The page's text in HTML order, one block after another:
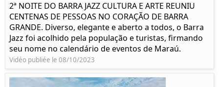
2ª NOITE DO BARRA JAZZ CULTURA E ARTE REUNIU
CENTENAS DE PESSOAS NO CORAÇÃO DE BARRA
GRANDE. Diverso, elegante e aberto a todos, o Barra
Jazz foi acolhido pela população e turistas, firmando
seu nome no calendário de eventos de Maraú.
Vidéo publiée le 08/10/2023